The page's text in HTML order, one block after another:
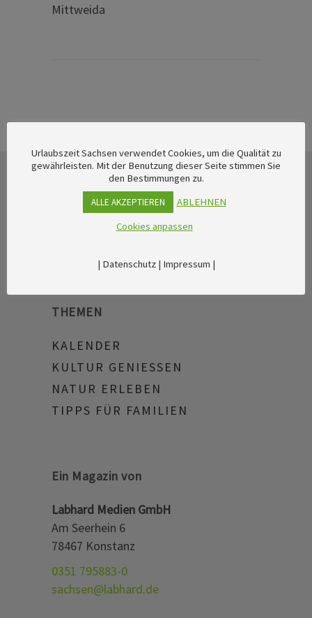
Mittweida
THEMEN
KALENDER
KULTUR GENIESSEN
NATUR ERLEBEN
TIPPS FÜR FAMILIEN
Ein Magazin von
Labhard Medien GmbH
Am Seerhein 6
78467 Konstanz
0351 795883-0
sachsen@labhard.de
Urlaubszeit Sachsen verwendet Cookies, um die Qualität zu
gewährleisten. Mit der Benutzung dieser Seite stimmen Sie
den Bestimmungen zu.
ALLE AKZEPTIEREN
ABLEHNEN
Cookies anpassen
| Datenschutz| Impressum |